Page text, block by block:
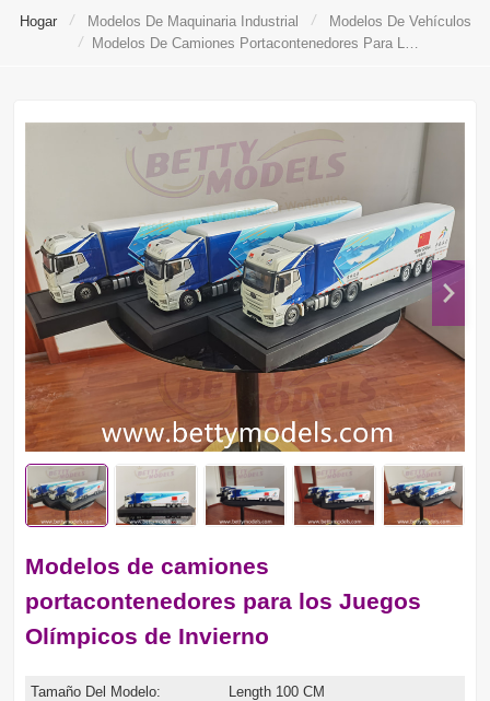
Hogar / Modelos De Maquinaria Industrial /
Modelos De Vehículos
/
Modelos de camiones
portacontenedores para los Juegos
Olímpicos de Invierno
Tamaño Del Modelo:
Length 100 CM